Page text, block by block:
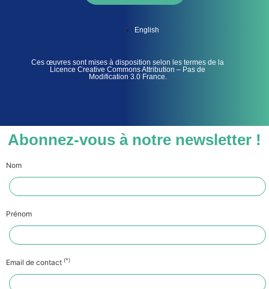
English
Ces œuvres sont mises à disposition selon les termes de la
Licence Creative Commons Attribution – Pas de
Modification 3.0 France.
Abonnez-vous à notre newsletter !
Nom
Prénom
Email de contact (*)